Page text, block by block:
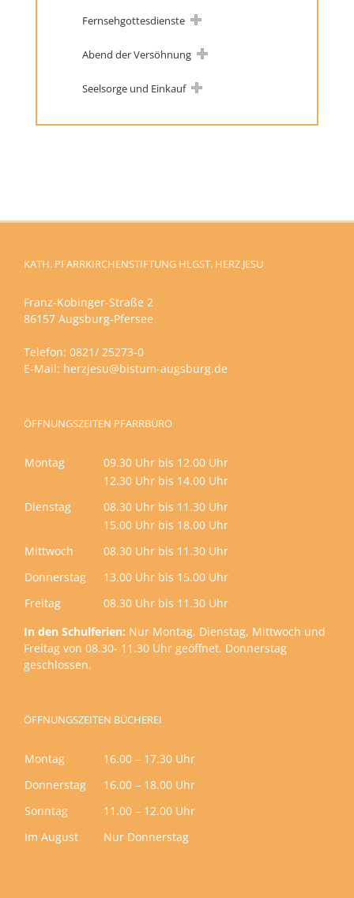
Fernsehgottesdienste
Abend der Versöhnung
Seelsorge und Einkauf
KATH. PFARRKIRCHENSTIFTUNG HLGST. HERZ JESU
Franz-Kobinger-Straße 2
86157 Augsburg-Pfersee
Telefon: 0821/ 25273-0
E-Mail: herzjesu@bistum-augsburg.de
ÖFFNUNGSZEITEN PFARRBÜRO
Montag
09.30 Uhr bis 12.00 Uhr
12.30 Uhr bis 14.00 Uhr
Dienstag
08.30 Uhr bis 11.30 Uhr
15.00 Uhr bis 18.00 Uhr
Mittwoch
08.30 Uhr bis 11.30 Uhr
Donnerstag
13.00 Uhr bis 15.00 Uhr
Freitag
08.30 Uhr bis 11.30 Uhr
In den Schulferien: Nur Montag, Dienstag, Mittwoch und
Freitag von 08.30- 11.30 Uhr geöffnet. Donnerstag
geschlossen.
ÖFFNUNGSZEITEN BÜCHEREI
Montag
16.00 – 17.30 Uhr
Donnerstag
16.00 – 18.00 Uhr
Sonntag
11.00 – 12.00 Uhr
Im August
Nur Donnerstag